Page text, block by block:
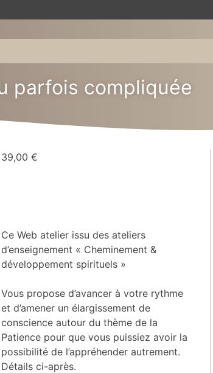
parfois compliquée
39,00 €
Ce Web atelier issu des ateliers
d’enseignement « Cheminement &
développement spirituels »
Vous propose d’avancer à votre rythme
et d’amener un élargissement de
conscience autour du thème de la
Patience pour que vous puissiez avoir la
possibilité de l’appréhender autrement.
Détails ci-après.